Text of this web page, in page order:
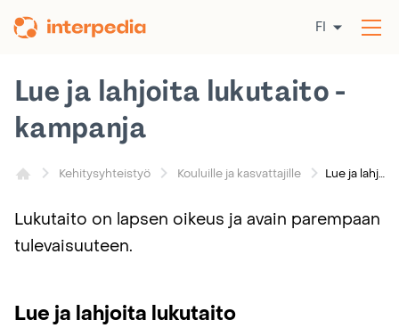
sisältöön
FI
Kehitysyhteistyö Kouluille ja kasvattajille Lue ja lahjoita lukutaito -kampanja
Lue ja lahjoita lukutaito -
kampanja
Lukutaito on lapsen oikeus ja avain parempaan
tulevaisuuteen.
Lue ja lahjoita lukutaito